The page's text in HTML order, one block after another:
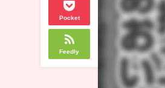
Pocket
Feedly